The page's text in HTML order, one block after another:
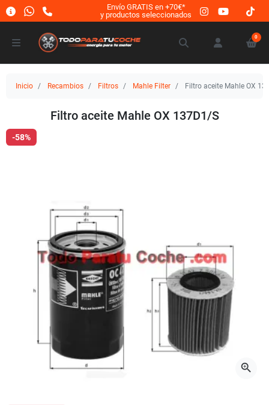
Envío GRATIS en +70€*
y productos seleccionados
0
Inicio Recambios Filtros Mahle Filter Filtro aceite Mahle OX
Filtro aceite Mahle OX 137D1/S
-58%
zoom_in